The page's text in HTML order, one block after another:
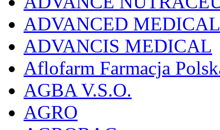
ADVANCED
ADVANCIS MEDICAL
Aflofarm Farmacja
AGBA V.S.O.
AGRO